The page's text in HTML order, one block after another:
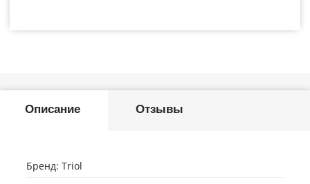
Описание Отзывы
Бренд: Triol